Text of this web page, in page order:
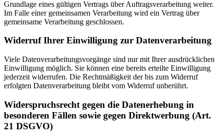
Grundlage eines gültigen Vertrags über Auftragsverarbeitung weiter.
Im Falle einer gemeinsamen Verarbeitung wird ein Vertrag über
gemeinsame Verarbeitung geschlossen.
Widerruf Ihrer Einwilligung zur Datenverarbeitung
Viele Datenverarbeitungsvorgänge sind nur mit Ihrer ausdrücklichen
Einwilligung möglich. Sie können eine bereits erteilte Einwilligung
jederzeit widerrufen. Die Rechtmäßigkeit der bis zum Widerruf
erfolgten Datenverarbeitung bleibt vom Widerruf unberührt.
Widerspruchsrecht gegen die Datenerhebung in
besonderen Fällen sowie gegen Direktwerbung (Art.
21 DSGVO)